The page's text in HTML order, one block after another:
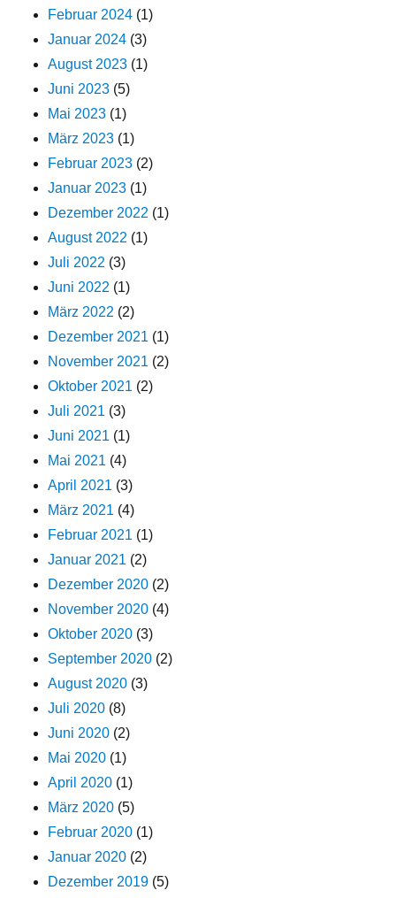
Februar 2024 (1)
Januar 2024 (3)
August 2023 (1)
Juni 2023 (5)
Mai 2023 (1)
März 2023 (1)
Februar 2023 (2)
Januar 2023 (1)
Dezember 2022 (1)
August 2022 (1)
Juli 2022 (3)
Juni 2022 (1)
März 2022 (2)
Dezember 2021 (1)
November 2021 (2)
Oktober 2021 (2)
Juli 2021 (3)
Juni 2021 (1)
Mai 2021 (4)
April 2021 (3)
März 2021 (4)
Februar 2021 (1)
Januar 2021 (2)
Dezember 2020 (2)
November 2020 (4)
Oktober 2020 (3)
September 2020 (2)
August 2020 (3)
Juli 2020 (8)
Juni 2020 (2)
Mai 2020 (1)
April 2020 (1)
März 2020 (5)
Februar 2020 (1)
Januar 2020 (2)
Dezember 2019 (5)